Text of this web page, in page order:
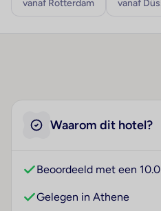
vanaf Rotterdam vanaf
Waarom dit hotel?
Beoordeeld met een 10.0
Gelegen in Athene